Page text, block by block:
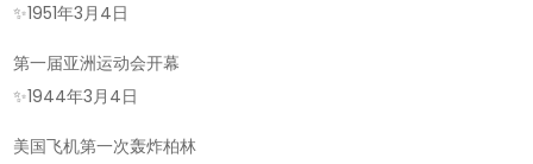
✨1951年3月4日
第一届亚洲运动会开幕
✨1944年3月4日
美国飞机第一次轰炸柏林